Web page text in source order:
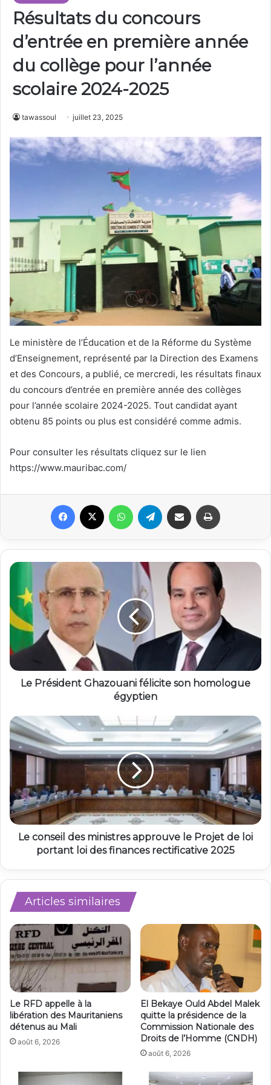
Résultats du concours
d’entrée en première année
du collège pour l’année
scolaire 2024-2025
tawassoul juillet 23, 2025
Le ministère de l’Éducation et de la Réforme du Système
d’Enseignement, représenté par la Direction des Examens
et des Concours, a publié, ce mercredi, les résultats finaux
du concours d’entrée en première année des collèges
pour l’année scolaire 2024-2025. Tout candidat ayant
obtenu 85 points ou plus est considéré comme admis.
Pour consulter les résultats cliquez sur le lien
https://www.mauribac.com/
Facebook WhatsAppTelegram Partager par email
Le Président Ghazouani félicite son homologue
égyptien
Le conseil des ministres approuve le Projet de loi
portant loi des finances rectificative 2025
Articles similaires
Le RFD appelle à la
libération des Mauritaniens
détenus au Mali
août 6, 2026
El Bekaye Ould Abdel Malek
quitte la présidence de la
Commission Nationale des
Droits de l’Homme (CNDH)
août 6, 2026